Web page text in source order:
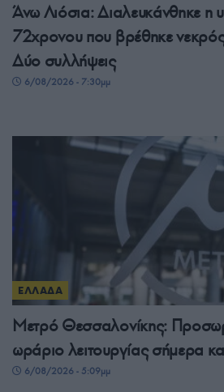
Άνω Λιόσια: Διαλευκάνθηκε η
72χρονου που βρέθηκε
Δύο συλλήψεις
6/08/2026 - 7:30μμ
ΕΛΛΑΔΑ
Μετρό Θεσσαλονίκης:
ωράριο λειτουργίας σήμερα
6/08/2026 - 5:09μμ